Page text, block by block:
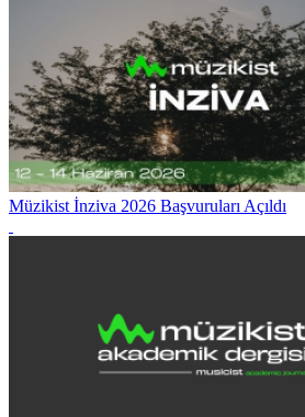
Müzikist İnziva 2026 Başvuruları Açıldı